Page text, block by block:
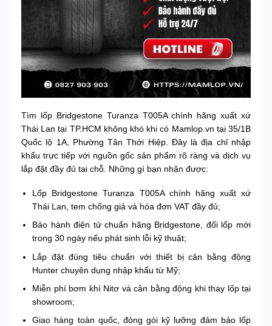
Tìm lốp Bridgestone Turanza T005A chính hãng xuất xứ
Thái Lan tại TP.HCM không khó khi có Mamlop.vn tại 35/1B
Quốc lộ 1A, Phường Tân Thới Hiệp. Đây là địa chỉ nhập
khẩu trực tiếp với nguồn gốc sản phẩm rõ ràng và dịch vụ
lắp đặt đầy đủ tại chỗ. Những gì bạn nhận được:
Lốp Bridgestone Turanza T005A chính hãng xuất xứ
Thái Lan, tem chống giả và hóa đơn VAT đầy đủ;
Bảo hành điện tử chuẩn hãng Bridgestone, đổi lốp mới
trong 30 ngày nếu phát sinh lỗi kỹ thuật;
Lắp đặt đúng tiêu chuẩn với thiết bị cân bằng động
Hunter chuyên dụng nhập khẩu từ Mỹ;
Miễn phí bơm khí Nitơ và cân bằng động khi thay lốp tại
showroom;
Giao hàng toàn quốc, đóng gói kỹ lưỡng đảm bảo lốp